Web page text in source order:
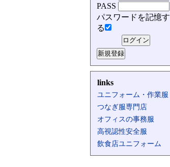
PASS
パスワードを記憶す
る
links
ユニフォーム・作業服
つなぎ服専門店
オフィスの事務服
高視認性安全服
飲食店ユニフォーム